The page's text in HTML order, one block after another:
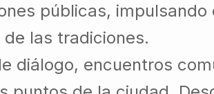
públicas, impulsando
las tradiciones.
diálogo, encuentros